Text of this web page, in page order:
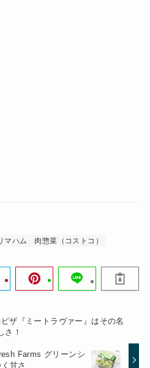
マハム 肉惣菜（コストコ）
ザ『ミートラヴァー』はその名
さ！
Farms グリーンシ
甘さ